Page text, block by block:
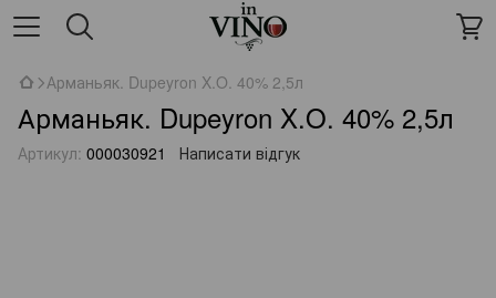
Арманьяк. Dupeyron X.O. 40% 2,5л
Арманьяк. Dupeyron X.O. 40% 2,5л
Артикул: 000030921 Написати відгук